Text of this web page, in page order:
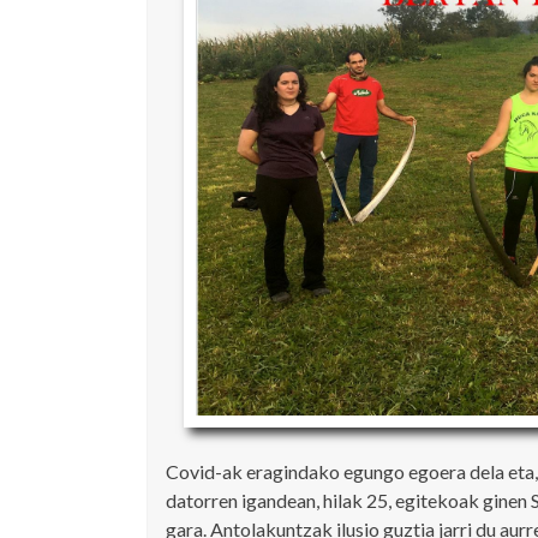
Covid-ak eragindako egungo egoera dela
datorren igandean, hilak 25, egitekoak
gara. Antolakuntzak ilusio guztia jarri du